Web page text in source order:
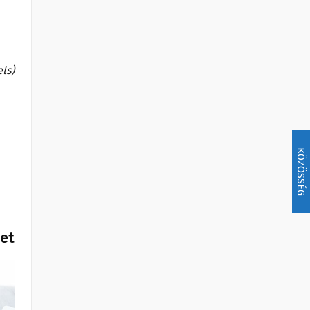
KÖZÖSSÉG